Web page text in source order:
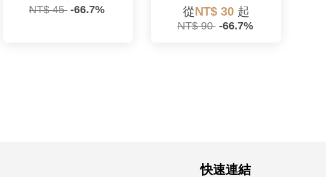
NT$ 45 -66.7%
從NT$ 30 起
NT$ 90 -66.7%
快速連結